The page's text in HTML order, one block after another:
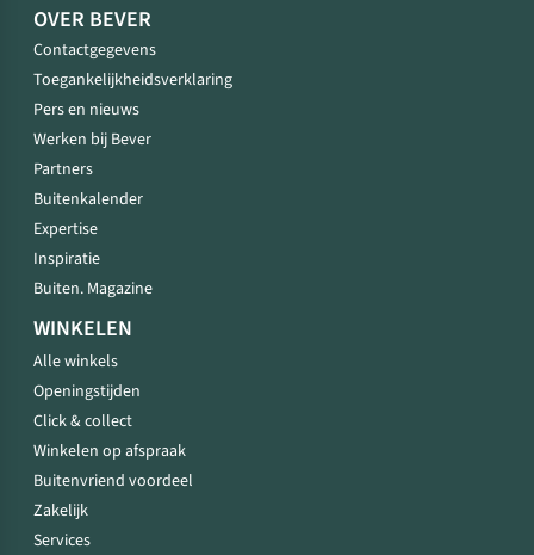
OVER BEVER
Contactgegevens
Toegankelijkheidsverklaring
Pers en nieuws
Werken bij Bever
Partners
Buitenkalender
Expertise
Inspiratie
Buiten. Magazine
WINKELEN
Alle winkels
Openingstijden
Click & collect
Winkelen op afspraak
Buitenvriend voordeel
Zakelijk
Services